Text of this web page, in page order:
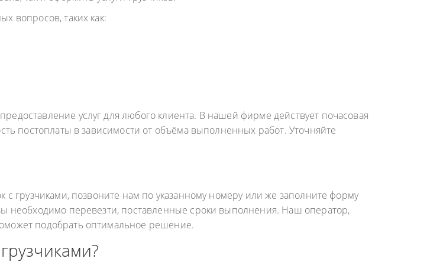
вопросов, таких как:
услуг для любого клиента. В нашей фирме действует почасовая
постоплаты в зависимости от объёма выполненных работ. Уточняйте
с грузчиками, позвоните нам по указанному номеру или же заполните форму
необходимо перевезти, поставленные сроки выполнения. Наш оператор,
подобрать оптимальное решение.